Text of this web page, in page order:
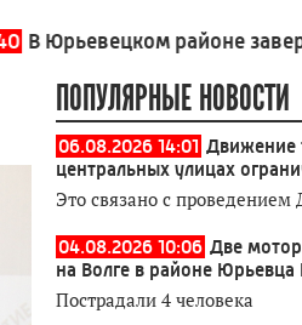
районе завершилась
ПОПУЛЯРНЫЕ НОВОСТИ
06.08.2026 14:01 Движение
центральных улицах
Это связано с проведением
04.08.2026 10:06 Две
на Волге в районе Юрьевца
Пострадали 4 человека